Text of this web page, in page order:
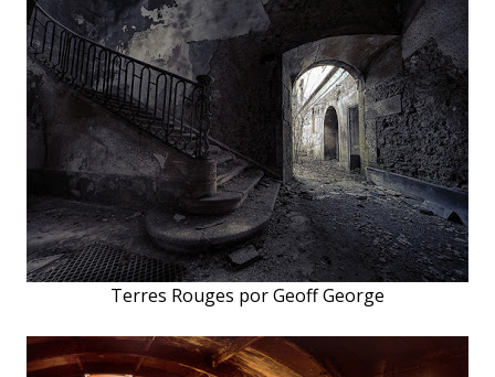
Terres Rouges por Geoff George